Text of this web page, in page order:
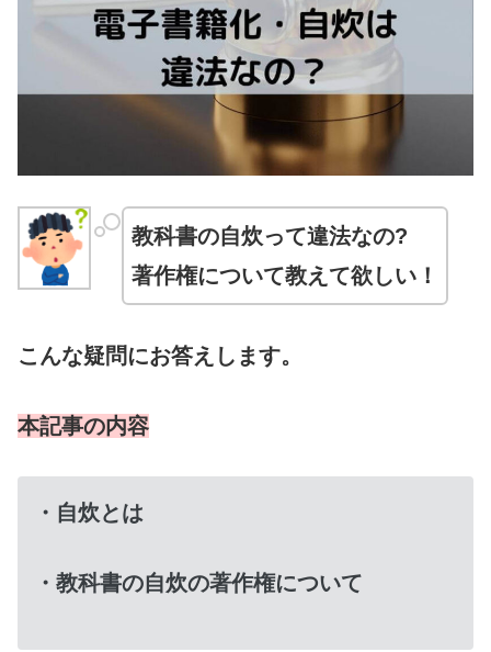
教科書の自炊って違法なの?
著作権について教えて欲しい！
こんな疑問にお答えします。
本記事の内容
・自炊とは
・教科書の自炊の著作権について